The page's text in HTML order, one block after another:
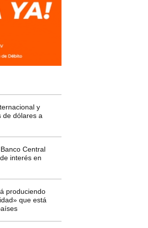
y
de dólares a
Central
interés en
produciendo
que está